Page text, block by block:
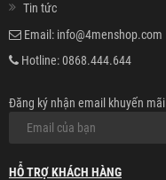
Tin tức
Email: info@4menshop.com
Hotline:0868.444.644
Đăng ký nhận email khuyến mãi
HỖ TRỢ KHÁCH HÀNG